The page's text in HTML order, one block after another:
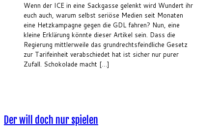
Wenn der ICE in eine Sackgasse gelenkt wird Wundert ihr
euch auch, warum selbst seriöse Medien seit Monaten
eine Hetzkampagne gegen die GDL fahren? Nun, eine
kleine Erklärung könnte dieser Artikel sein. Dass die
Regierung mittlerweile das grundrechtsfeindliche Gesetz
zur Tarifeinheit verabschiedet hat ist sicher nur purer
Zufall. Schokolade macht […]
Der will doch nur spielen